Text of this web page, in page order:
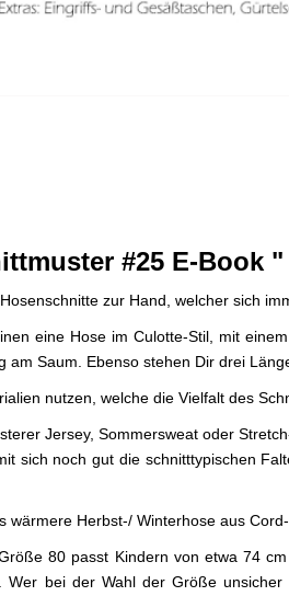
#25 E-Book "
zur Hand, welcher sich
eine Hose im Culotte-Stil, mit
Saum. Ebenso stehen Dir drei
nutzen, welche die Vielfalt des
Jersey, Sommersweat oder
sich noch gut die schnitttypischen
Herbst-/ Winterhose aus
80 passt Kindern von etwa 74
Wer bei der Wahl der Größe